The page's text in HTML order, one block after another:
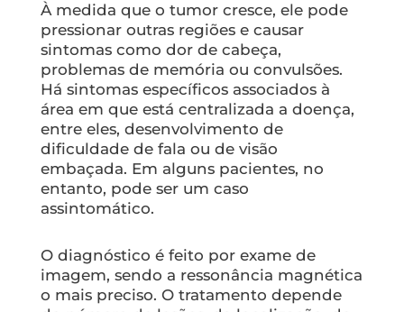
À medida que o tumor cresce, ele pode
pressionar outras regiões e causar
sintomas como dor de cabeça,
problemas de memória ou convulsões.
Há sintomas específicos associados à
área em que está centralizada a doença,
entre eles, desenvolvimento de
dificuldade de fala ou de visão
embaçada. Em alguns pacientes, no
entanto, pode ser um caso
assintomático.
O diagnóstico é feito por exame de
imagem, sendo a ressonância magnética
o mais preciso. O tratamento depende